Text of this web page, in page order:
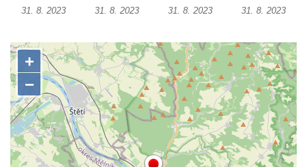
čp. 43 v Lužci nad Vltavou
máje v Lužci nad Vltavou
Pomník obětem válek v ulici 1. máje v Lužci
nad Vltavou
Hrob Vladislava Neumana v Hostíně u
Vojkovic
Pomník obětem válek před hřbitovem v
Hostíně u Vojkovic
31. 8. 2023 31. 8. 2023 31. 8. 2023 31. 8. 2023